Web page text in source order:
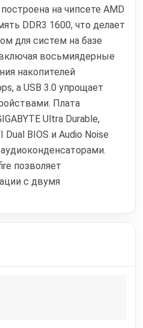
на чипсете AMD
DDR3 1600, что делает
для систем на базе
восьмиядерные
накопителей
а USB 3.0 упрощает
Плата
Ultra Durable,
Dual BIOS и Audio Noise
позволяет
с двумя